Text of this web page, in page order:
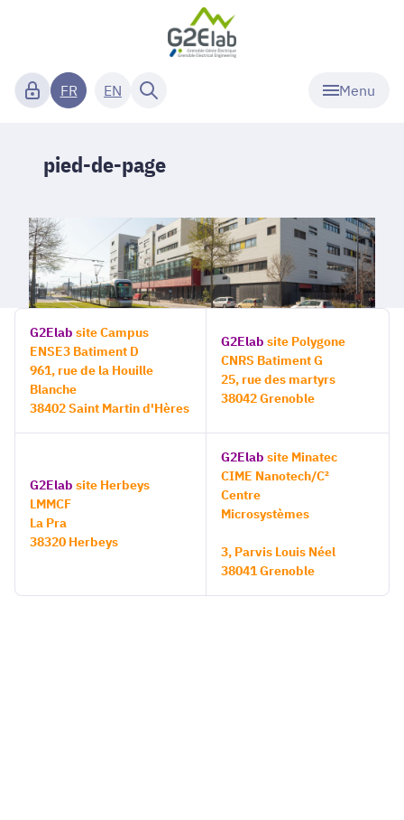
Menu
FR EN
pied-de-page
G2Elab site Campus
ENSE3 Batiment D
961, rue de la Houille
Blanche
38402 Saint Martin d'Hères
G2Elab site Polygone
CNRS Batiment G
25, rue des martyrs
38042 Grenoble
G2Elab site Herbeys
LMMCF
La Pra
38320 Herbeys
G2Elab site Minatec
CIME Nanotech/C²
Centre
Microsystèmes
3, Parvis Louis Néel
38041 Grenoble